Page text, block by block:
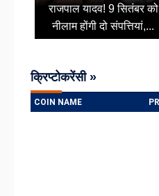
राजपाल यादव! 9 सितंबर को
नीलाम होंगी दो संपत्तियां,...
क्रिप्टोकरेंसी »